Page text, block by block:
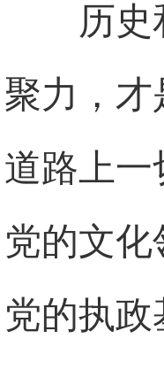
历
聚力，
道路上
党的文
党的执